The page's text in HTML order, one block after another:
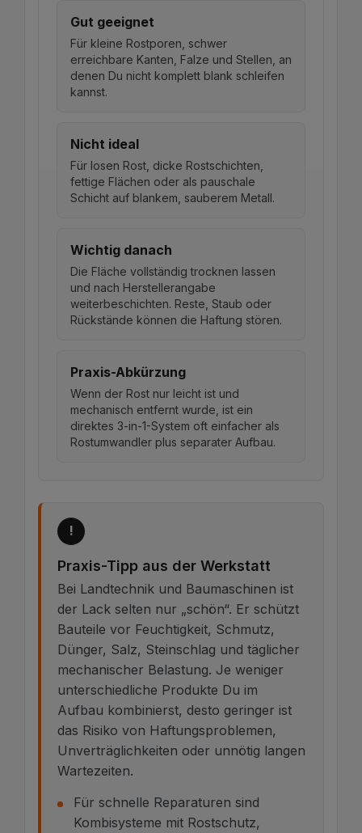
Gut geeignet
Für kleine Rostporen, schwer
erreichbare Kanten, Falze und Stellen, an
denen Du nicht komplett blank schleifen
kannst.
Nicht ideal
Für losen Rost, dicke Rostschichten,
fettige Flächen oder als pauschale
Schicht auf blankem, sauberem Metall.
Wichtig danach
Die Fläche vollständig trocknen lassen
und nach Herstellerangabe
weiterbeschichten. Reste, Staub oder
Rückstände können die Haftung stören.
Praxis-Abkürzung
Wenn der Rost nur leicht ist und
mechanisch entfernt wurde, ist ein
direktes 3-in-1-System oft einfacher als
Rostumwandler plus separater Aufbau.
!
Praxis-Tipp aus der Werkstatt
Bei Landtechnik und Baumaschinen ist
der Lack selten nur „schön“. Er schützt
Bauteile vor Feuchtigkeit, Schmutz,
Dünger, Salz, Steinschlag und täglicher
mechanischer Belastung. Je weniger
unterschiedliche Produkte Du im
Aufbau kombinierst, desto geringer ist
das Risiko von Haftungsproblemen,
Unverträglichkeiten oder unnötig langen
Wartezeiten.
Für schnelle Reparaturen sind
Kombisysteme mit Rostschutz,